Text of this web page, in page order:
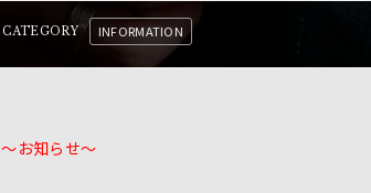
CATEGORY INFORMATION
～お知らせ～